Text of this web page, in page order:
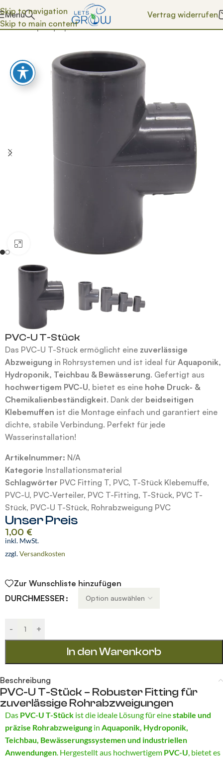
Skip to navigation
Skip to main content
Menü
Vertrag widerrufen
Start/Shop/Aquaponik & Zubehör/Installationsmaterial
Klick zum Vergrößern
PVC-U T-Stück
Das PVC-U T-Stück ermöglicht eine zuverlässige
Abzweigung in Rohrsystemen und ist ideal für Aquaponik,
Hydroponik, Teichbau & Bewässerung. Gefertigt aus
hochwertigem PVC-U, bietet es eine hohe Druck- &
Chemikalienbeständigkeit. Dank der beidseitigen
Klebemuffen ist die Montage einfach und garantiert eine
dichte, stabile Verbindung. Perfekt für jede
Wasserinstallation!
Artikelnummer: N/A
Kategorie Installationsmaterial
Schlagwörter PVC Fitting T, PVC, T-Stück Klebemuffe,
PVC-U, PVC-Verteiler, PVC T-Fitting, T-Stück, PVC T-
Stück, PVC-U T-Stück, Rohrabzweigung PVC
Unser Preis
1,00 €
inkl. MwSt.
zzgl.Versandkosten
Zur Wunschliste hinzufügen
DURCHMESSER
- +
In den Warenkorb
Alternative:
Beschreibung
PVC-U T-Stück – Robuster Fitting für
zuverlässige Rohrabzweigungen
Das PVC-U T-Stück ist die ideale Lösung für einestabile und
präzise Rohrabzweigungin Aquaponik, Hydroponik,
Teichbau, Bewässerungssystemen und industriellen
Anwendungen. Hergestellt aus hochwertigem PVC-U, bietet es